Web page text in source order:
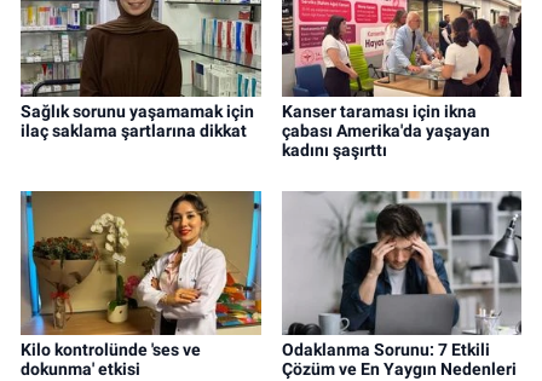
Sağlık sorunu yaşamamak için
ilaç saklama şartlarına dikkat
Kanser taraması için ikna
çabası Amerika'da yaşayan
kadını şaşırttı
Kilo kontrolünde 'ses ve
dokunma' etkisi
Odaklanma Sorunu: 7 Etkili
Çözüm ve En Yaygın Nedenleri